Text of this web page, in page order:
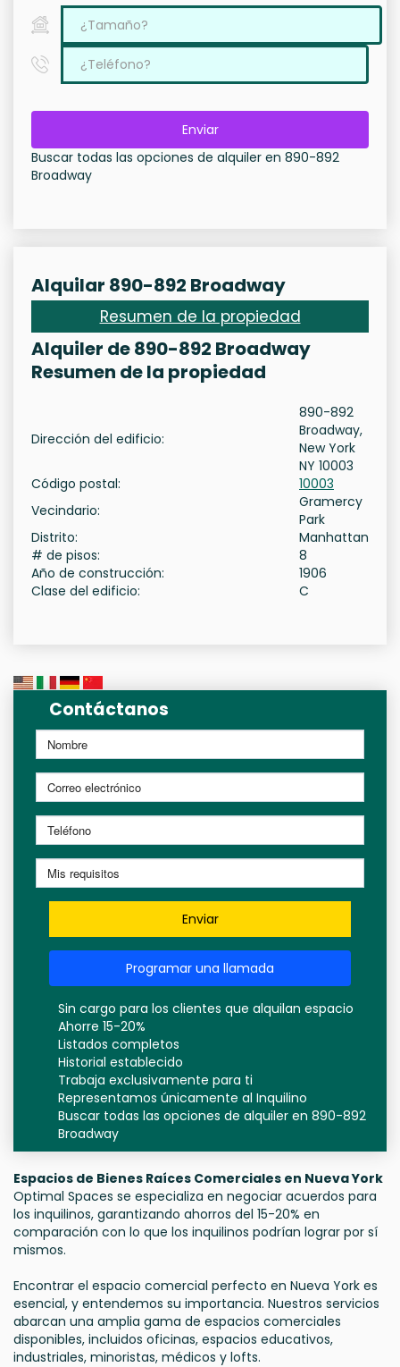
Enviar
Buscar todas las opciones de alquiler en 890-892
Broadway
Alquilar 890-892 Broadway
Resumen de la propiedad
Alquiler de 890-892 Broadway
Resumen de la propiedad
Dirección del edificio:
890-892
Broadway,
New York
NY 10003
Código postal:
10003
Vecindario:
Gramercy
Park
Distrito:
Manhattan
# de pisos:
8
Año de construcción:
1906
Clase del edificio:
C
Contáctanos
Enviar
Programar una llamada
Sin cargo para los clientes que alquilan espacio
Ahorre 15-20%
Listados completos
Historial establecido
Trabaja exclusivamente para ti
Representamos únicamente al Inquilino
Buscar todas las opciones de alquiler en 890-892
Broadway
Espacios de Bienes Raíces Comerciales en Nueva York
Optimal Spaces se especializa en negociar acuerdos para
los inquilinos, garantizando ahorros del 15-20% en
comparación con lo que los inquilinos podrían lograr por sí
mismos.
Encontrar el espacio comercial perfecto en Nueva York es
esencial, y entendemos su importancia. Nuestros servicios
abarcan una amplia gama de espacios comerciales
disponibles, incluidos oficinas, espacios educativos,
industriales, minoristas, médicos y lofts.